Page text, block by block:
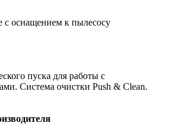
с оснащением к пылесосу
пуска для работы с
Система очистки Push & Clean.